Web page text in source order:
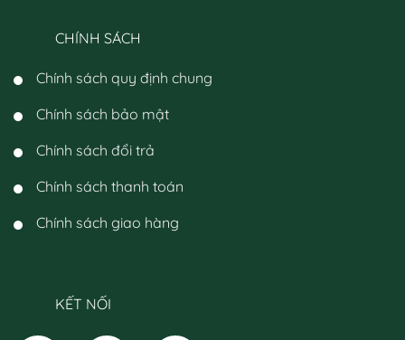
CHÍNH SÁCH
Chính sách quy định chung
Chính sách bảo mật
Chính sách đổi trả
Chính sách thanh toán
Chính sách giao hàng
KẾT NỐI